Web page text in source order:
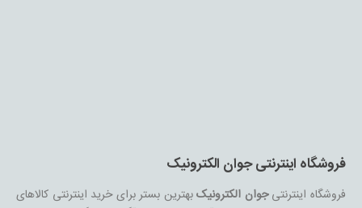
فروشگاه اینترنتی جوان الکترونیک
فروشگاه اینترنتیجوان الکترونیکبهترین بستر برای خرید اینترنتی کالاهای